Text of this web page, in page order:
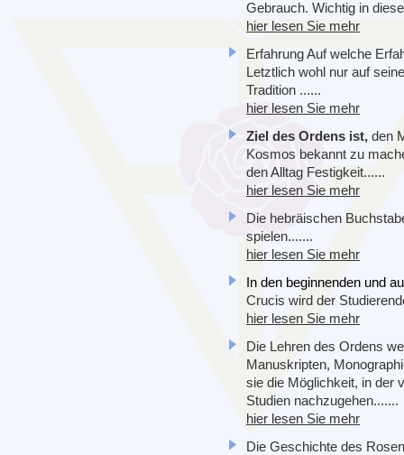
Gebrauch. Wichtig in
hier lesen Sie mehr
ErfahrungAuf welche
Letztlich wohl nur auf
Tradition ......
hier lesen Sie mehr
Ziel des Ordens ist, den
Kosmos bekannt zu
den Alltag Festigkeit......
hier lesen Sie mehr
Die hebräischen
spielen.......
hier lesen Sie mehr
In den beginnenden und
Crucis wird der
hier lesen Sie mehr
Die Lehren des Ordens
Manuskripten,
sie die Möglichkeit, in der
Studien nachzugehen.......
hier lesen Sie mehr
Die Geschichte des